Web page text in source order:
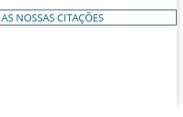
AS NOSSAS CITAÇÕES